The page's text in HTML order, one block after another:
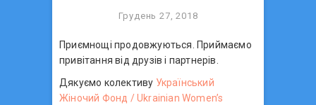
Грудень 27, 2018
Приємнощі продовжуються. Приймаємо
привітання від друзів і партнерів.
Дякуємо колективу Український
Жіночий Фонд / Ukrainian Women’s